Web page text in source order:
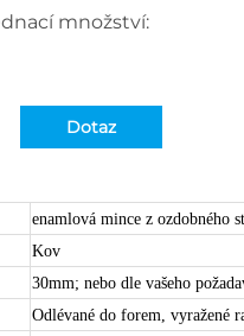
množství:
Dotaz
enamlová mince z ozdobného
Kov
30mm; nebo dle vašeho
Odlévané do forem, vyražené